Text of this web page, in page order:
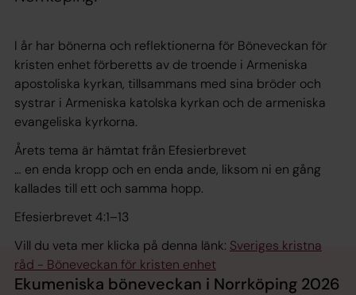
I år har bönerna och reflektionerna för Böneveckan för
kristen enhet förberetts av de troende i Armeniska
apostoliska kyrkan, tillsammans med sina bröder och
systrar i Armeniska katolska kyrkan och de armeniska
evangeliska kyrkorna.
Årets tema är hämtat från Efesierbrevet
… en enda kropp och en enda ande, liksom ni en gång
kallades till ett och samma hopp.
Efesierbrevet 4:1–13
Vill du veta mer klicka på denna länk: Sveriges kristna
råd - Böneveckan för kristen enhet
Ekumeniska böneveckan i Norrköping 2026